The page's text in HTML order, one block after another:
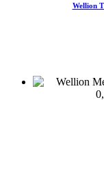
Wellion